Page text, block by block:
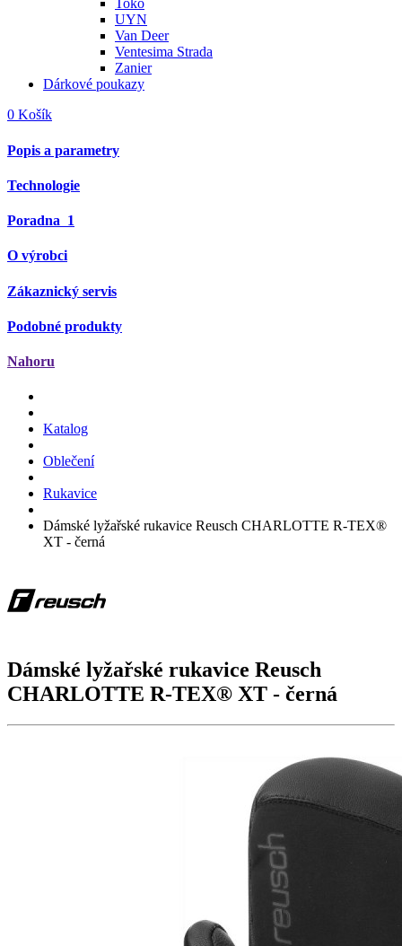
Toko
UYN
Van Deer
Ventesima Strada
Zanier
Dárkové poukazy
0 Košík
Popis a parametry
Technologie
Poradna 1
O výrobci
Zákaznický servis
Podobné produkty
Nahoru
Katalog
Oblečení
Rukavice
Dámské lyžařské rukavice Reusch CHARLOTTE R-TEX®
XT - černá
Dámské lyžařské rukavice Reusch
CHARLOTTE R-TEX® XT - černá